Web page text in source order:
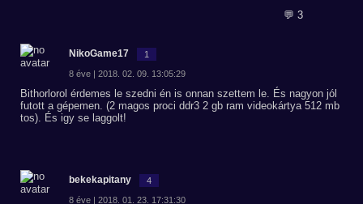
💬 3
NikoGame17 1
8 éve | 2018. 02. 09. 13:05:29
Bithorlorol érdemes le szedni én is onnan szettem le. És nagyon jól
futott a gépemen. (2 magos proci ddr3 2 gb ram videokártya 512 mb
tos). És igy se laggolt!
bekekapitany 4
8 éve | 2018. 01. 23. 17:31:30